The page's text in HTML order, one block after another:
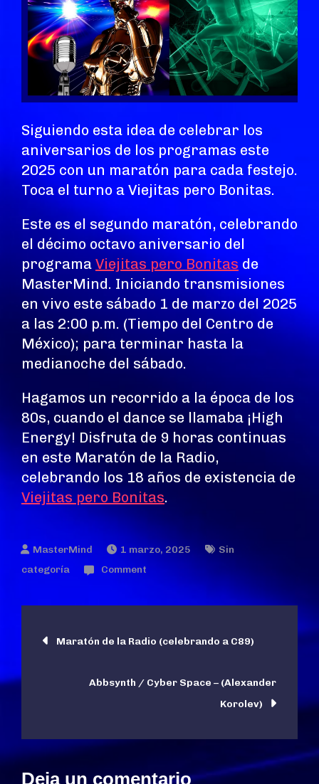
Siguiendo esta idea de celebrar los
aniversarios de los programas este
2025 con un maratón para cada festejo.
Toca el turno a Viejitas pero Bonitas.
Este es el segundo maratón, celebrando
el décimo octavo aniversario del
programa Viejitas pero Bonitas de
MasterMind. Iniciando transmisiones
en vivo este sábado 1 de marzo del 2025
a las 2:00 p.m. (Tiempo del Centro de
México); para terminar hasta la
medianoche del sábado.
Hagamos un recorrido a la época de los
80s, cuando el dance se llamaba ¡High
Energy! Disfruta de 9 horas continuas
en este Maratón de la Radio,
celebrando los 18 años de existencia de
Viejitas pero Bonitas.
1 marzo, 2025
Sin
categoría
Comment
de
Radio
a
Navegación
Maratón de la Radio (celebrando a C89)
Abbsynth / Cyber Space – (Alexander
Korolev)
Deja un comentario